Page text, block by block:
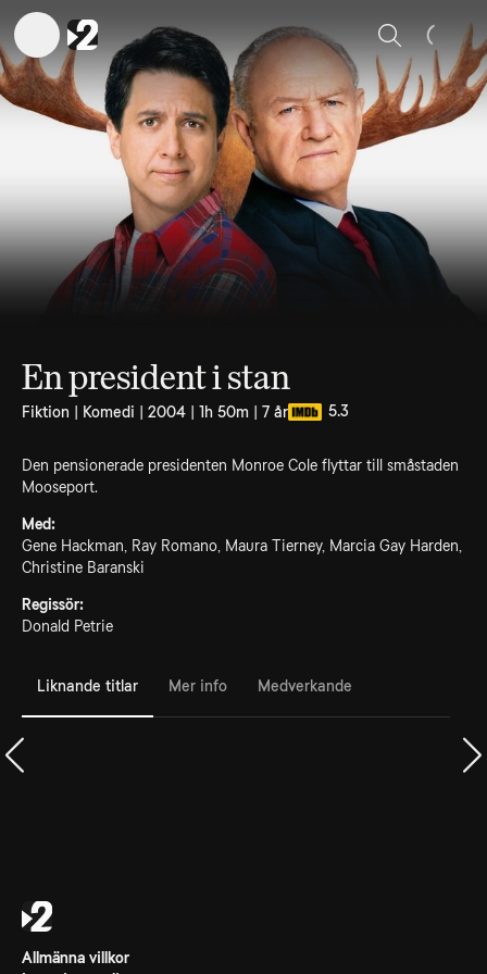
Sök
En president i stan
Fiktion | Komedi | 2004 | 1h 50m | 7 år 5.3
Den pensionerade presidenten Monroe Cole flyttar till småstaden
Mooseport.
Med:
Gene Hackman, Ray Romano, Maura Tierney, Marcia Gay Harden,
Christine Baranski
Regissör:
Donald Petrie
Liknande titlar Mer info Medverkande
Allmänna villkor